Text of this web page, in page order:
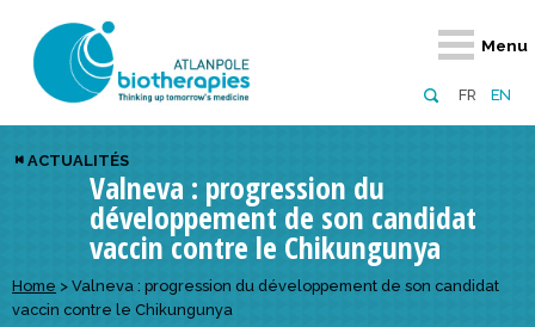
FR EN
Menu
Retour
À propos
Présentation du pôle
Domaines d’excellence
Retour
Numérique
Retour
Notre réseau
Membres du pôle
Partenaires
Réseau européen
Retour
Actus, événements, AAP
Actualités
Événements
Appels à projets
Retour
régionaux
européens
Retour
Notre offre
Diversifiez votre réseau
Visez l’international
Développez vos projets d’innovation
Retour
Nous rejoindre
En tant qu’adhérent
En tant que partenaire
Retour
Emploi
Offres d’emploi
Candidatures
ACTUALITÉS
Valneva : progression du
développement de son candidat
vaccin contre le Chikungunya
Home > Valneva : progression du développement de son candidat
vaccin contre le Chikungunya